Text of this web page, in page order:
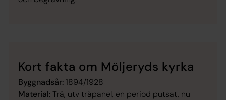
Kort fakta om Möljeryds kyrka
Byggnadsår: 1894/1928
Material:Trä, utv träpanel, en period putsat, nu